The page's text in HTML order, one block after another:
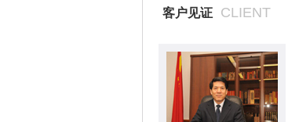
客户见证 CLIENT